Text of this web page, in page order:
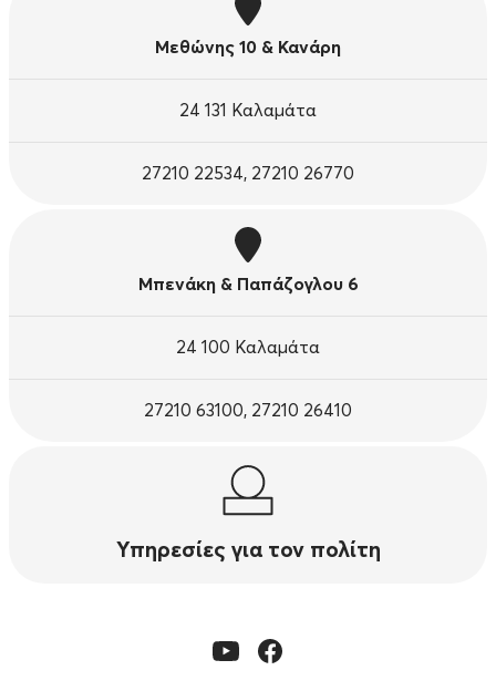
Μεθώνης 10 & Κανάρη
24 131 Καλαμάτα
27210 22534, 27210 26770
Μπενάκη & Παπάζογλου 6
24 100 Καλαμάτα
27210 63100, 27210 26410
Υπηρεσίες για τον πολίτη